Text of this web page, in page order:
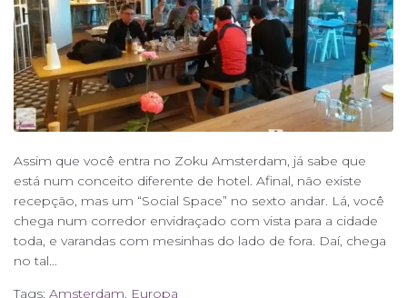
Assim que você entra no Zoku Amsterdam, já sabe que
está num conceito diferente de hotel. Afinal, não existe
recepção, mas um “Social Space” no sexto andar. Lá, você
chega num corredor envidraçado com vista para a cidade
toda, e varandas com mesinhas do lado de fora. Daí, chega
no tal...
Tags: Amsterdam, Europa